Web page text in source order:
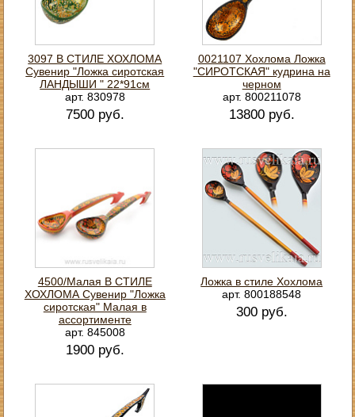
3097 В СТИЛЕ ХОХЛОМА
Сувенир "Ложка сиротская
ЛАНДЫШИ " 22*91см
арт. 830978
7500 руб.
0021107 Хохлома Ложка
"СИРОТСКАЯ" кудрина на
черном
арт. 800211078
13800 руб.
4500/Малая В СТИЛЕ
ХОХЛОМА Сувенир "Ложка
сиротская" Малая в
ассортименте
арт. 845008
1900 руб.
Ложка в стиле Хохлома
арт. 800188548
300 руб.